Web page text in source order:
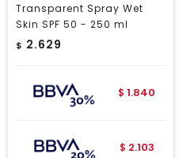
Transparent Spray Wet
Skin SPF 50 - 250 ml
$ 2.629
$ 1.840
$ 2.103